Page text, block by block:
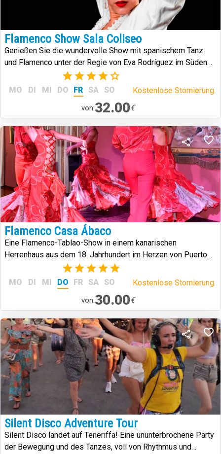
Flamenco Show Sala Coliseo
Genießen Sie die wundervolle Show mit spanischem Tanz
und Flamenco unter der Regie von Eva Rodríguez im Süden
(1)
MO DI MI DO FR SA SO Kostenlose Stornierung.
von:32.00€
Flamenco Casa Ábaco
Eine Flamenco-Tablao-Show in einem kanarischen
Herrenhaus aus dem 18. Jahrhundert im Herzen von Puerto
(2)
MO DI MI DO FR SA SO Kostenlose Stornierung.
von:30.00€
Silent Disco Adventure Tour
Silent Disco landet auf Teneriffa! Eine ununterbrochene Party
der Bewegung und des Tanzes, voll von Rhythmus und